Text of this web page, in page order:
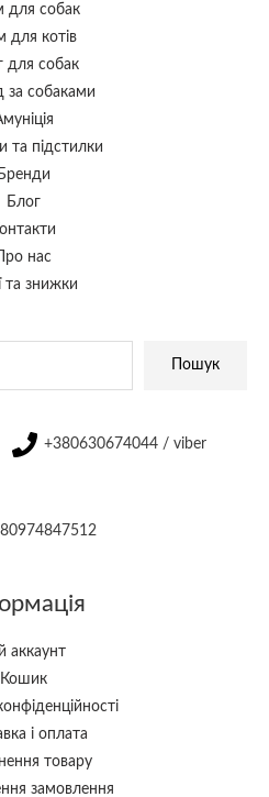
для собак
для котів
для собак
за собаками
та підстилки
Бренди
Блог
Про нас
та знижки
Пошук
+380630674044 / viber
аккаунт
Кошик
і оплата
товару
замовлення